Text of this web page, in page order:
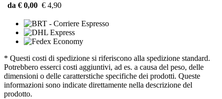
da € 0,00 € 4,90
* Questi costi di spedizione si riferiscono alla spedizione standard.
Potrebbero esserci costi aggiuntivi, ad es. a causa del peso, delle
dimensioni o delle caratterstiche specifiche dei prodotti. Queste
informazioni sono indicate direttamente nella descrizione del
prodotto.